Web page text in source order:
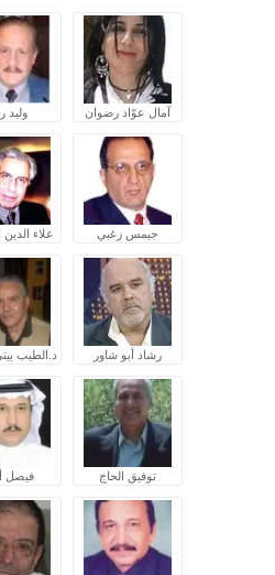
آمال عوّاد رضوان وليد
جيمس زغبي علاء
رشاد أبو شاور د.الطيب
توفيق الحاج فيصل